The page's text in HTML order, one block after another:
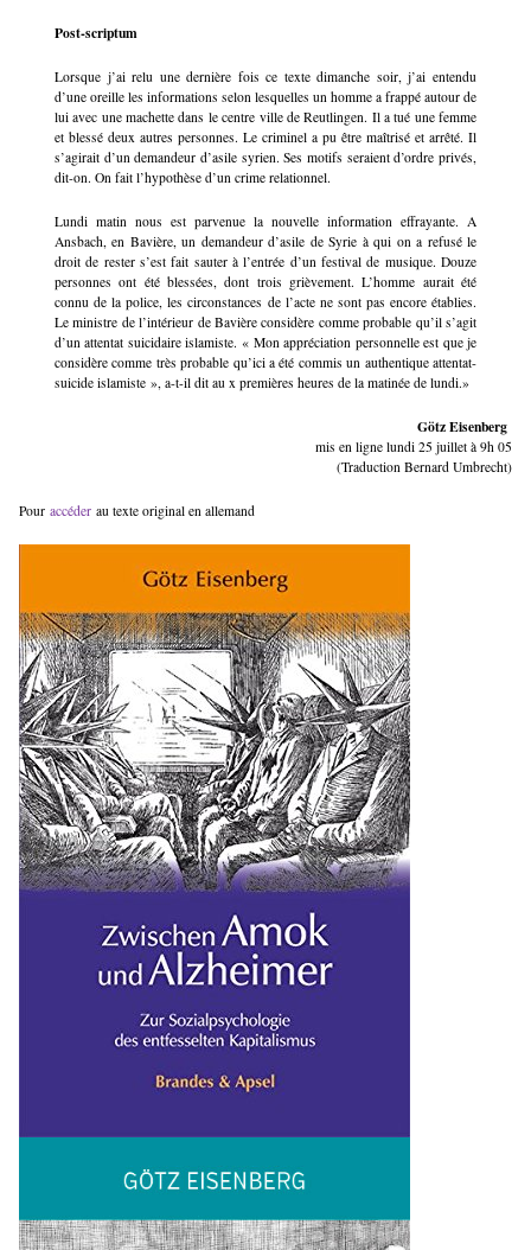
Post-scriptum
Lorsque j’ai relu une dernière fois ce texte dimanche soir, j’ai entendu
d’une oreille les informations selon lesquelles un homme a frappé autour de
lui avec une machette dans le centre ville de Reutlingen. Il a tué une femme
et blessé deux autres personnes. Le criminel a pu être maîtrisé et arrêté. Il
s’agirait d’un demandeur d’asile syrien. Ses motifs seraient d’ordre privés,
dit-on. On fait l’hypothèse d’un crime relationnel.
Lundi matin nous est parvenue la nouvelle information effrayante. A
Ansbach, en Bavière, un demandeur d’asile de Syrie à qui on a refusé le
droit de rester s’est fait sauter à l’entrée d’un festival de musique. Douze
personnes ont été blessées, dont trois grièvement. L’homme aurait été
connu de la police, les circonstances de l’acte ne sont pas encore établies.
Le ministre de l’intérieur de Bavière considère comme probable qu’il s’agit
d’un attentat suicidaire islamiste. « Mon appréciation personnelle est que je
considère comme très probable qu’ici a été commis un authentique attentat-
suicide islamiste », a-t-il dit au x premières heures de la matinée de lundi.»
Götz Eisenberg
mis en ligne lundi 25 juillet à 9h 05
(Traduction Bernard Umbrecht)
Pour accéder au texte original en allemand